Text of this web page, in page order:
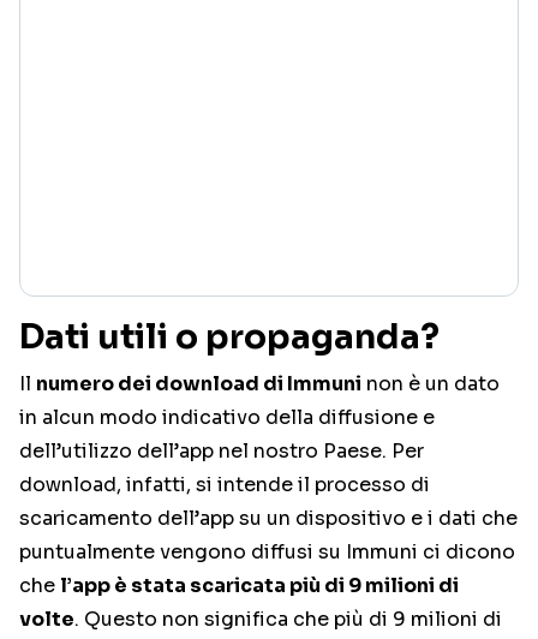
Dati utili o propaganda?
Il numero dei download di Immuni non è un dato
in alcun modo indicativo della diffusione e
dell’utilizzo dell’app nel nostro Paese. Per
download, infatti, si intende il processo di
scaricamento dell’app su un dispositivo e i dati che
puntualmente vengono diffusi su Immuni ci dicono
che l’app è stata scaricata più di 9 milioni di
volte. Questo non significa che più di 9 milioni di